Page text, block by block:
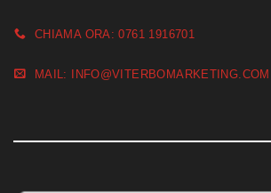
CHIAMA ORA: 0761 1916701
MAIL: INFO@VITERBOMARKETING.COM